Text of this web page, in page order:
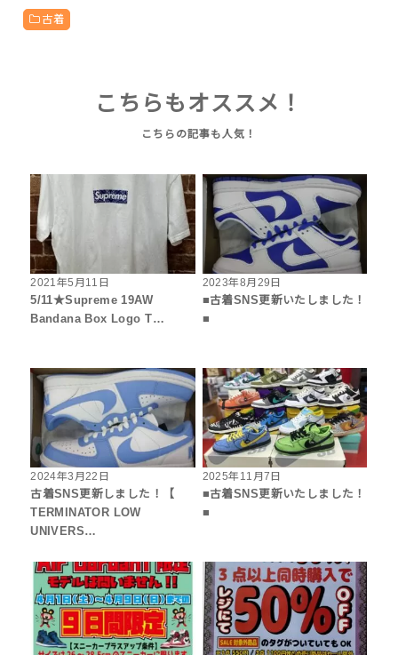
古着
こちらもオススメ！
2021年5月11日
5/11★Supreme 19AW
Bandana Box Logo T…
2023年8月29日
■古着SNS更新いたしました！
■
2024年3月22日
古着SNS更新しました！【
TERMINATOR LOW
UNIVERS…
2025年11月7日
■古着SNS更新いたしました！
■